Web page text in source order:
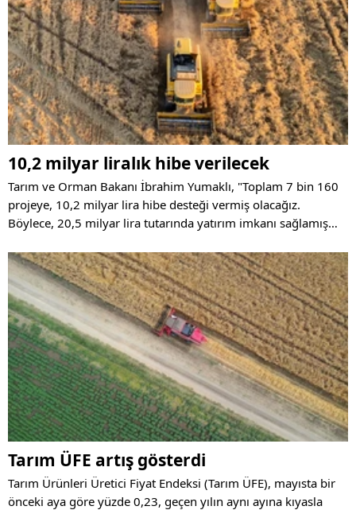
10,2 milyar liralık hibe verilecek
Tarım ve Orman Bakanı İbrahim Yumaklı, "Toplam 7 bin 160
projeye, 10,2 milyar lira hibe desteği vermiş olacağız.
Böylece, 20,5 milyar lira tutarında yatırım imkanı sağlamış
Tarım ÜFE artış gösterdi
Tarım Ürünleri Üretici Fiyat Endeksi (Tarım ÜFE), mayısta bir
önceki aya göre yüzde 0,23, geçen yılın aynı ayına kıyasla